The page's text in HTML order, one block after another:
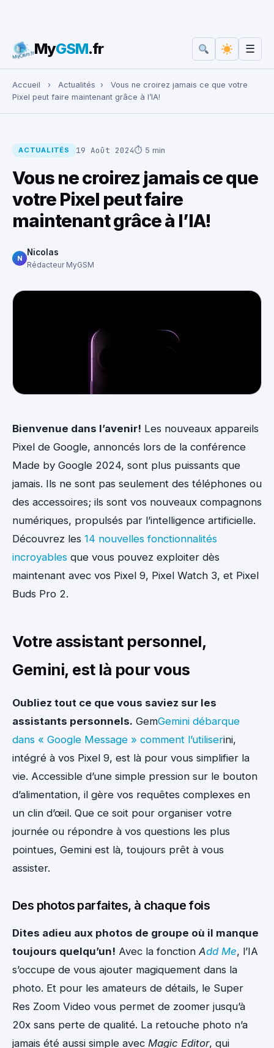
Rechercher :
MyGSM.fr ☰
Accueil › Actualités ›
Vous ne croirez jamais ce que votre
Pixel peut faire maintenant grâce à l’IA!
ACTUALITÉS 19 Août 2024⏱ 5 min
Vous ne croirez jamais ce que
votre Pixel peut faire
maintenant grâce à l’IA!
N
Nicolas
Rédacteur MyGSM
Bienvenue dans l’avenir! Les nouveaux appareils
Pixel de Google, annoncés lors de la conférence
Made by Google 2024, sont plus puissants que
jamais. Ils ne sont pas seulement des téléphones ou
des accessoires; ils sont vos nouveaux compagnons
numériques, propulsés par l’intelligence artificielle.
Découvrez les 14 nouvelles fonctionnalités
incroyables que vous pouvez exploiter dès
maintenant avec vos Pixel 9, Pixel Watch 3, et Pixel
Buds Pro 2.
Votre assistant personnel,
Gemini, est là pour vous
Oubliez tout ce que vous saviez sur les
assistants personnels. GemGemini débarque
dans « Google Message » comment l’utiliserini,
intégré à vos Pixel 9, est là pour vous simplifier la
vie. Accessible d’une simple pression sur le bouton
d’alimentation, il gère vos requêtes complexes en
un clin d’œil. Que ce soit pour organiser votre
journée ou répondre à vos questions les plus
pointues, Gemini est là, toujours prêt à vous
assister.
Des photos parfaites, à chaque fois
Dites adieu aux photos de groupe où il manque
toujours quelqu’un! Avec la fonctionAdd Me, l’IA
s’occupe de vous ajouter magiquement dans la
photo. Et pour les amateurs de détails, le Super
Res Zoom Video vous permet de zoomer jusqu’à
20x sans perte de qualité. La retouche photo n’a
jamais été aussi simple avec Magic Editor, qui